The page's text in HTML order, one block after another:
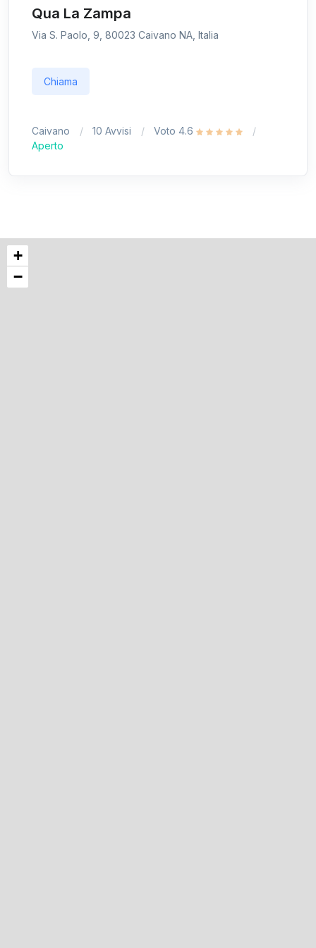
Qua La Zampa
Via S. Paolo, 9, 80023 Caivano NA, Italia
Chiama
Caivano 10 Avvisi
Voto 4.6
Aperto
+
−